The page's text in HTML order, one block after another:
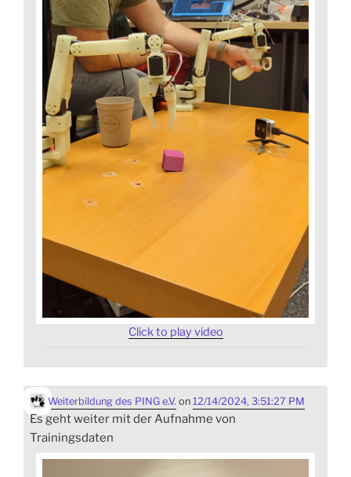
Click to play video
Weiterbildung des PING e.V. on 12/14/2024, 3:51:27 PM
Es geht weiter mit der Aufnahme von
Trainingsdaten